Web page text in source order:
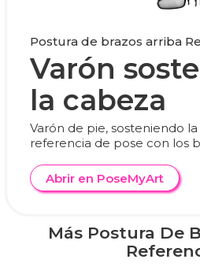
Postura de brazos arriba
Varón
la cabeza
Varón de pie, sosteniendo
referencia de pose con los
Abrir en PoseMyArt
Más Postura De